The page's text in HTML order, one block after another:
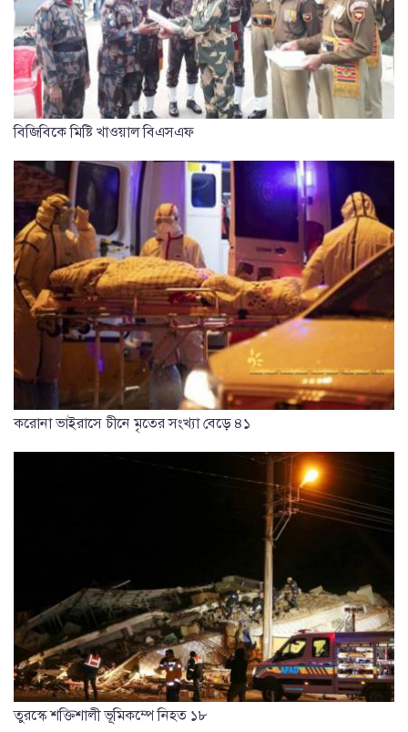
বিজিবিকে মিষ্টি খাওয়াল বিএসএফ
করোনা ভাইরাসে চীনে মৃতের সংখ্যা বেড়ে ৪১
তুরস্কে শক্তিশালী ভূমিকম্পে নিহত ১৮